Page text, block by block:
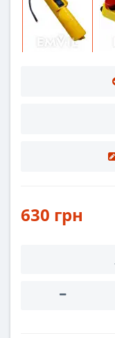
630 грн